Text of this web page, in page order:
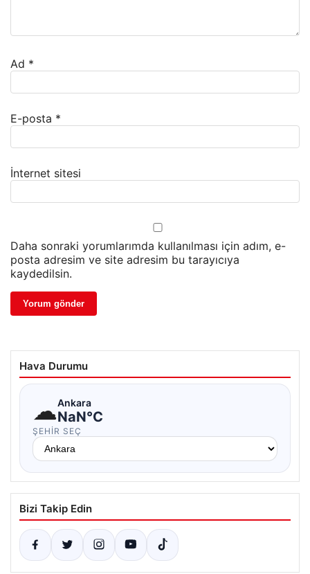
Ad *
E-posta *
İnternet sitesi
Daha sonraki yorumlarımda kullanılması için adım, e-
posta adresim ve site adresim bu tarayıcıya
kaydedilsin.
Hava Durumu
☁Ankara
NaN°C
ŞEHIR SEÇ
Bizi Takip Edin